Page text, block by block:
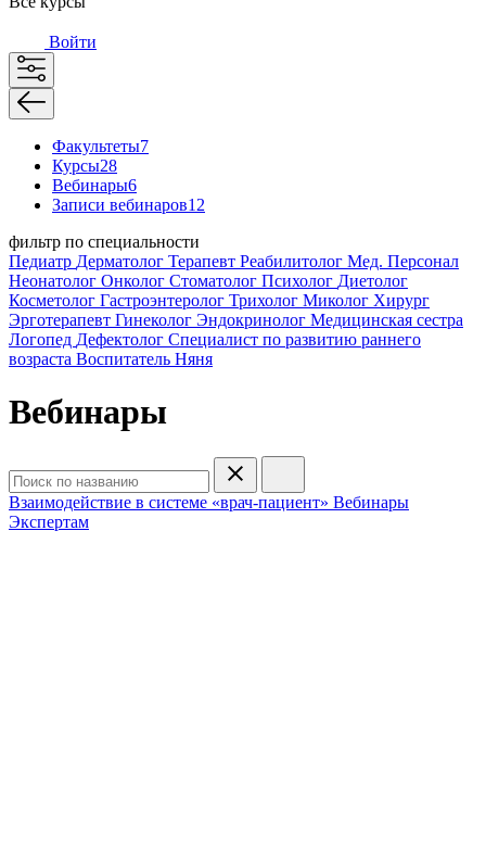
Войти
Факультеты7
Курсы28
Вебинары6
Записи вебинаров12
фильтр по специальности
Педиатр Дерматолог Терапевт Реабилитолог Мед. Персонал
Неонатолог Онколог Стоматолог Психолог Диетолог
Косметолог Гастроэнтеролог Трихолог Миколог Хирург
Эрготерапевт Гинеколог Эндокринолог Медицинская сестра
Логопед Дефектолог Специалист по развитию раннего
возраста Воспитатель Няня
Вебинары
Взаимодействие в системе «врач-пациент» Вебинары
Экспертам